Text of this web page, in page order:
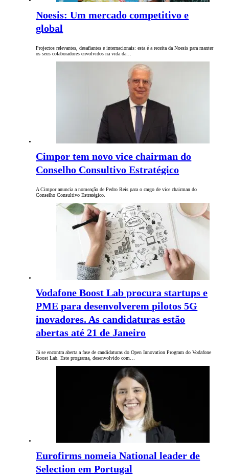
Noesis: Um mercado competitivo e
global
Projectos relevantes, desafiantes e internacionais: esta é a receita da Noesis para manter
os seus colaboradores envolvidos na vida da…
Cimpor tem novo vice chairman do
Conselho Consultivo Estratégico
A Cimpor anuncia a nomeação de Pedro Reis para o cargo de vice chairman do
Conselho Consultivo Estratégico.
Vodafone Boost Lab procura startups e
PME para desenvolverem pilotos 5G
inovadores. As candidaturas estão
abertas até 21 de Janeiro
Já se encontra aberta a fase de candidaturas do Open Innovation Program do Vodafone
Boost Lab. Este programa, desenvolvido com…
Eurofirms nomeia National leader de
Selection em Portugal